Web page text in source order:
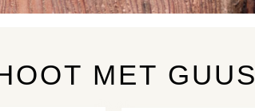
MET GUUS